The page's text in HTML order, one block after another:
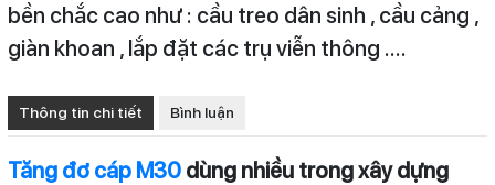
bền chắc cao như : cầu treo dân sinh , cầu cảng ,
giàn khoan , lắp đặt các trụ viễn thông ….
Thông tin chi tiết Bình luận
Tăng đơ cáp M30dùng nhiều trong xây dựng